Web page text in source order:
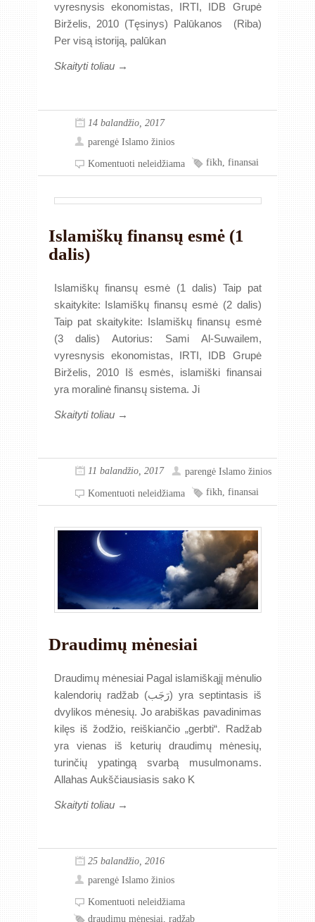
vyresnysis ekonomistas, IRTI, IDB Grupė
Birželis, 2010 (Tęsinys) Palūkanos (Riba)
Per visą istoriją, palūkan
Skaityti toliau →
14 balandžio, 2017
parengė Islamo žinios
Komentuoti neleidžiama fikh finansai
Islamiškų finansų esmė (1
dalis)
Islamiškų finansų esmė (1 dalis) Taip pat
skaitykite: Islamiškų finansų esmė (2 dalis)
Taip pat skaitykite: Islamiškų finansų esmė
(3 dalis) Autorius: Sami Al-Suwailem,
vyresnysis ekonomistas, IRTI, IDB Grupė
Birželis, 2010 Iš esmės, islamiški finansai
yra moralinė finansų sistema. Ji
Skaityti toliau →
11 balandžio, 2017 parengė Islamo žinios
Komentuoti neleidžiama fikh, finansai
Draudimų mėnesiai
Draudimų mėnesiai Pagal islamiškąjį mėnulio
kalendorių radžab (رَجَب) yra septintasis iš
dvylikos mėnesių. Jo arabiškas pavadinimas
kilęs iš žodžio, reiškiančio „gerbti“. Radžab
yra vienas iš keturių draudimų mėnesių,
turinčių ypatingą svarbą musulmonams.
Allahas Aukščiausiasis sako K
Skaityti toliau →
25 balandžio, 2016
parengė Islamo žinios
Komentuoti neleidžiama
draudimų mėnesiai, radžab